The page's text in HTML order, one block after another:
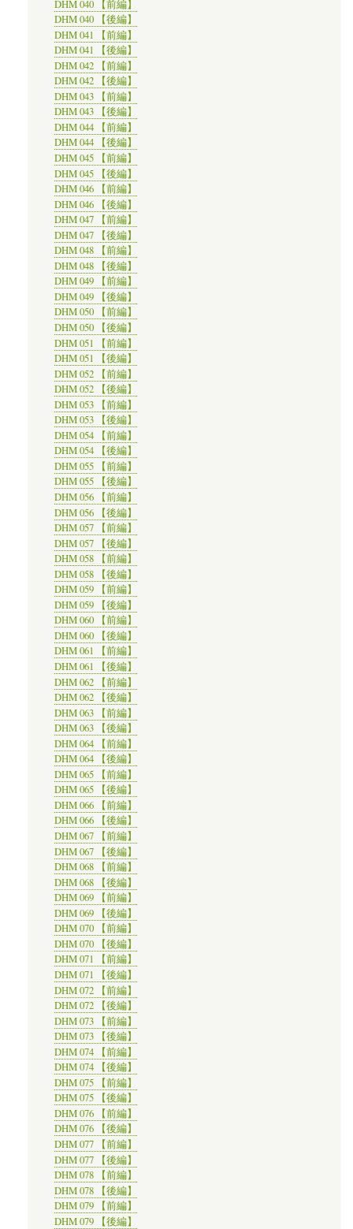
DHM 040 【前編】
DHM 040 【後編】
DHM 041 【前編】
DHM 041 【後編】
DHM 042 【前編】
DHM 042 【後編】
DHM 043 【前編】
DHM 043 【後編】
DHM 044 【前編】
DHM 044 【後編】
DHM 045 【前編】
DHM 045 【後編】
DHM 046 【前編】
DHM 046 【後編】
DHM 047 【前編】
DHM 047 【後編】
DHM 048 【前編】
DHM 048 【後編】
DHM 049 【前編】
DHM 049 【後編】
DHM 050 【前編】
DHM 050 【後編】
DHM 051 【前編】
DHM 051 【後編】
DHM 052 【前編】
DHM 052 【後編】
DHM 053 【前編】
DHM 053 【後編】
DHM 054 【前編】
DHM 054 【後編】
DHM 055 【前編】
DHM 055 【後編】
DHM 056 【前編】
DHM 056 【後編】
DHM 057 【前編】
DHM 057 【後編】
DHM 058 【前編】
DHM 058 【後編】
DHM 059 【前編】
DHM 059 【後編】
DHM 060 【前編】
DHM 060 【後編】
DHM 061 【前編】
DHM 061 【後編】
DHM 062 【前編】
DHM 062 【後編】
DHM 063 【前編】
DHM 063 【後編】
DHM 064 【前編】
DHM 064 【後編】
DHM 065 【前編】
DHM 065 【後編】
DHM 066 【前編】
DHM 066 【後編】
DHM 067 【前編】
DHM 067 【後編】
DHM 068 【前編】
DHM 068 【後編】
DHM 069 【前編】
DHM 069 【後編】
DHM 070 【前編】
DHM 070 【後編】
DHM 071 【前編】
DHM 071 【後編】
DHM 072 【前編】
DHM 072 【後編】
DHM 073 【前編】
DHM 073 【後編】
DHM 074 【前編】
DHM 074 【後編】
DHM 075 【前編】
DHM 075 【後編】
DHM 076 【前編】
DHM 076 【後編】
DHM 077 【前編】
DHM 077 【後編】
DHM 078 【前編】
DHM 078 【後編】
DHM 079 【前編】
DHM 079 【後編】